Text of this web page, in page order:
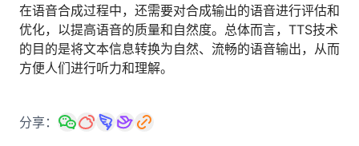
在语音合成过程中，还需要对合成输出的语音进行评估和
优化，以提高语音的质量和自然度。总体而言，TTS技术
的目的是将文本信息转换为自然、流畅的语音输出，从而
方便人们进行听力和理解。
分享：